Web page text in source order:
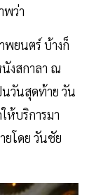
พว่า
พยนตร์ บ้างก็
งสกาลา ณ
วันสุดท้าย วัน
ห้บริการมา
ยโดย วันชัย